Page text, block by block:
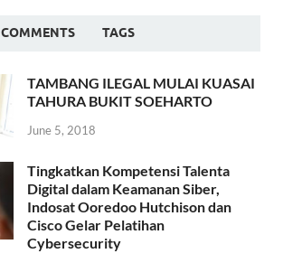
COMMENTS TAGS
TAMBANG ILEGAL MULAI KUASAI
TAHURA BUKIT SOEHARTO
June 5, 2018
Tingkatkan Kompetensi Talenta
Digital dalam Keamanan Siber,
Indosat Ooredoo Hutchison dan
Cisco Gelar Pelatihan
Cybersecurity